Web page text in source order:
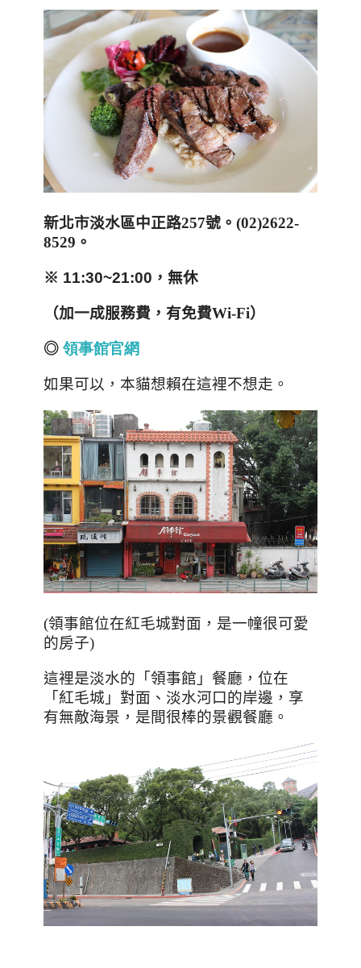
新北市淡水區中正路257號。 (02)2622-
8529 。
※ 11:30~21:00，無休
（加一成服務費，有免費Wi-Fi）
◎ 領事館官網
如果可以，本貓想賴在這裡不想走。
(領事館位在紅毛城對面，是一幢很可愛
的房子)
這裡是淡水的「領事館」餐廳，位在
「紅毛城」對面、淡水河口的岸邊，享
有無敵海景，是間很棒的景觀餐廳。